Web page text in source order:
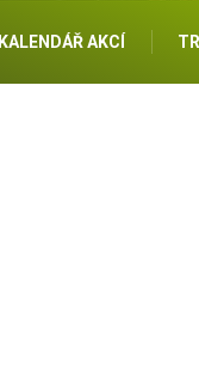
KALENDÁŘ AKCÍ